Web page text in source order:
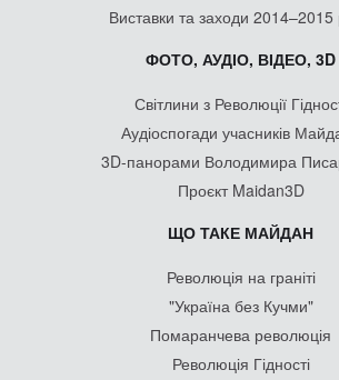
Виставки та заходи 2014–2015
ФОТО, АУДІО, ВІДЕО, 3D
Світлини з Революції
Аудіоспогади учасників
3D-панорами Володимира
Проєкт Maidan3D
ЩО ТАКЕ МАЙДАН
Революція на граніті
"Україна без Кучми"
Помаранчева революція
Революція Гідності